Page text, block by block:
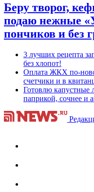
Беру творог,
подаю нежные
пончиков и без
3 лучших рецепта
без хлопот!
Оплата ЖКХ по-
счетчики и в
Готовлю капустные
паприкой, сочнее и